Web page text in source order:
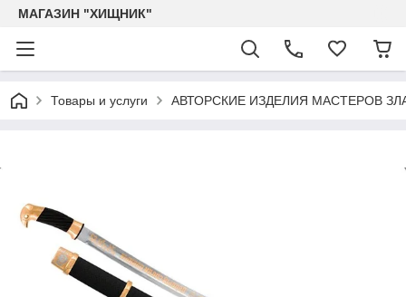
МАГАЗИН "ХИЩНИК"
Товары и услуги АВТОРСКИЕ ИЗДЕЛИЯ МАСТЕРОВ